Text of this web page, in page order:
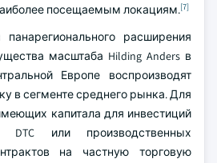
посещаемым локациям.[7]
расширения
масштаба Hilding Anders в
Европе воспроизводят
в сегменте среднего рынка. Для
капитала для инвестиций
DTC или производственных
на частную торговую